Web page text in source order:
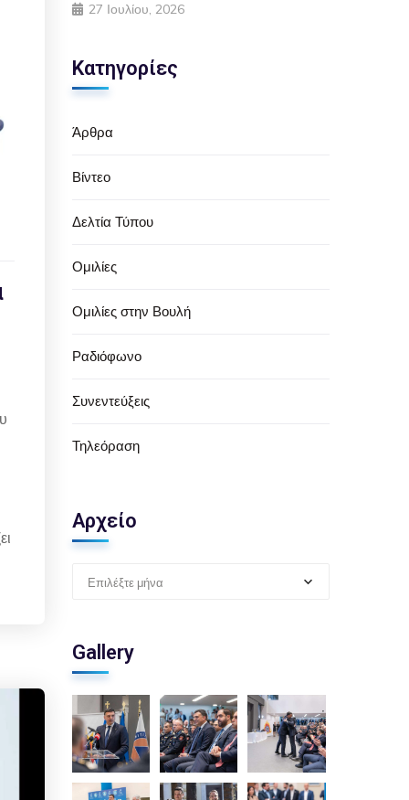
27 Ιουλίου, 2026
Κατηγορίες
Άρθρα
Βίντεο
Δελτία Τύπου
Ομιλίες
Ομιλίες στην Βουλή
Ραδιόφωνο
Συνεντεύξεις
Τηλεόραση
Αρχείο
Επιλέξτε μήνα
Gallery